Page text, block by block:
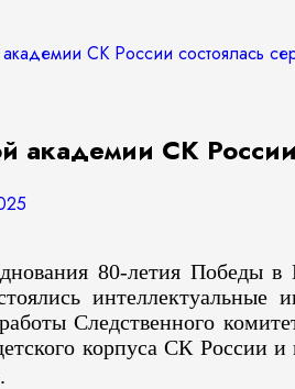
СК России состоялась
академии СК
80-летия Победы в
Следственного
корпуса СК России